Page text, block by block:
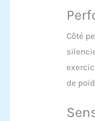
Côté
de